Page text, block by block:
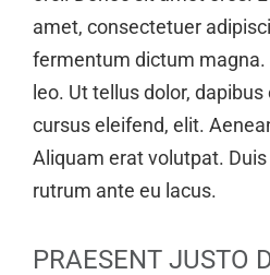
amet, consectetuer
fermentum dictum magna.
leo. Ut tellus dolor,
cursus eleifend, elit.
Aliquam erat volutpat.
rutrum ante eu lacus.
PRAESENT JUSTO